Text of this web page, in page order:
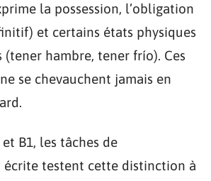
la possession, l’obligation
et certains états physiques
hambre, tener frío). Ces
se chevauchent jamais en
B1, les tâches de
écrite testent cette distinction à